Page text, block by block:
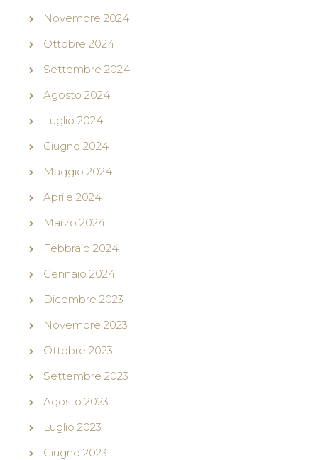
Novembre 2024
Ottobre 2024
Settembre 2024
Agosto 2024
Luglio 2024
Giugno 2024
Maggio 2024
Aprile 2024
Marzo 2024
Febbraio 2024
Gennaio 2024
Dicembre 2023
Novembre 2023
Ottobre 2023
Settembre 2023
Agosto 2023
Luglio 2023
Giugno 2023